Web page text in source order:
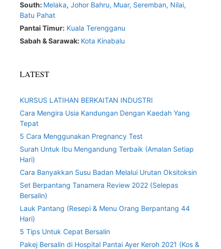
South: Melaka, Johor Bahru, Muar, Seremban, Nilai,
Batu Pahat
Pantai Timur: Kuala Terengganu
Sabah & Sarawak: Kota Kinabalu
LATEST
KURSUS LATIHAN BERKAITAN INDUSTRI
Cara Mengira Usia Kandungan Dengan Kaedah Yang
Tepat
5 Cara Menggunakan Pregnancy Test
Surah Untuk Ibu Mengandung Terbaik (Amalan Setiap
Hari)
Cara Banyakkan Susu Badan Melalui Urutan Oksitoksin
Set Berpantang Tanamera Review 2022 (Selepas
Bersalin)
Lauk Pantang (Resepi & Menu Orang Berpantang 44
Hari)
5 Tips Untuk Cepat Bersalin
Pakej Bersalin di Hospital Pantai Ayer Keroh 2021 (Kos &